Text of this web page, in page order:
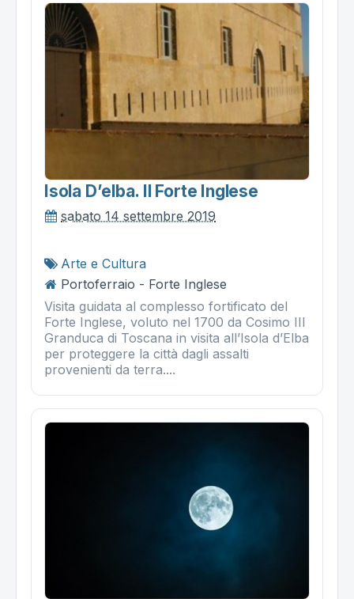
Isola D’elba. Il Forte Inglese
sabato 14 settembre 2019
Arte e Cultura
Portoferraio - Forte Inglese
Visita guidata al complesso fortificato del
Forte Inglese, voluto nel 1700 da Cosimo III
Granduca di Toscana in visita all’Isola d’Elba
per proteggere la città dagli assalti
provenienti da terra....